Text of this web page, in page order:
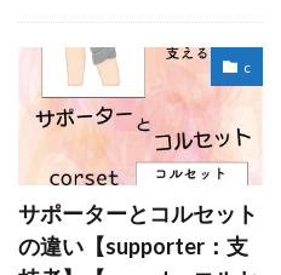
c
サポーターとコルセット
の違い【supporter：支